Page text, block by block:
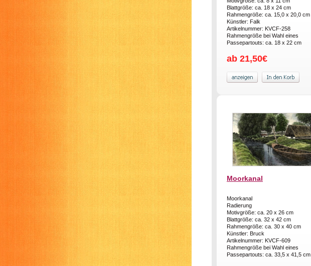
Blattgröße: ca. 18 x 24 cm
Rahmengröße: ca. 15,0 x 20,0 cm
Künstler: Falk
Artikelnummer: KVCF-258
Rahmengröße bei Wahl eines
Passepartouts: ca. 18 x 22 cm
ab 21,50€
Moorkanal
Moorkanal
Radierung
Motivgröße: ca. 20 x 26 cm
Blattgröße: ca. 32 x 42 cm
Rahmengröße: ca. 30 x 40 cm
Künstler: Bruck
Artikelnummer: KVCF-609
Rahmengröße bei Wahl eines
Passepartouts: ca. 33,5 x 41,5 cm